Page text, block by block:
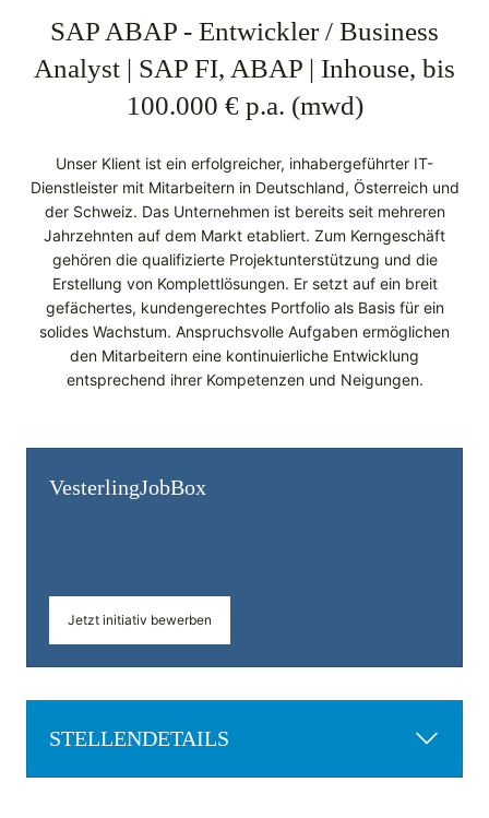
SAP ABAP - Entwickler / Business
Analyst | SAP FI, ABAP | Inhouse, bis
100.000 € p.a. (mwd)
Unser Klient ist ein erfolgreicher, inhabergeführter IT-
Dienstleister mit Mitarbeitern in Deutschland, Österreich und
der Schweiz. Das Unternehmen ist bereits seit mehreren
Jahrzehnten auf dem Markt etabliert. Zum Kerngeschäft
gehören die qualifizierte Projektunterstützung und die
Erstellung von Komplettlösungen. Er setzt auf ein breit
gefächertes, kundengerechtes Portfolio als Basis für ein
solides Wachstum. Anspruchsvolle Aufgaben ermöglichen
den Mitarbeitern eine kontinuierliche Entwicklung
entsprechend ihrer Kompetenzen und Neigungen.
Vesterling­JobBox
Jetzt initiativ bewerben
STELLENDETAILS